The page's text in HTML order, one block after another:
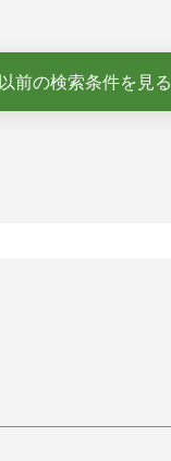
以前の検索条件を見る